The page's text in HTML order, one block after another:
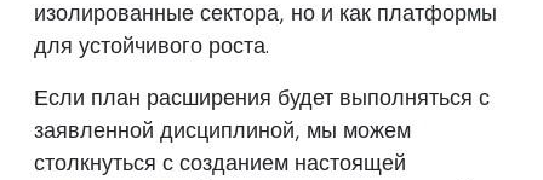
изолированные сектора, но и как платформы
для устойчивого роста.
Если план расширения будет выполняться с
заявленной дисциплиной, мы можем
столкнуться с созданием настоящей